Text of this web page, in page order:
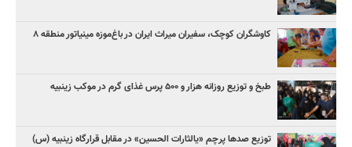
کاوشگران کوچک، سفیران میراث ایران در باغ‌موزه مینیاتور منطقه ۸
طبخ و توزیع روزانه هزار و ۵۰۰ پرس غذای گرم در موکب زینبیه
توزیع صدها پرچم «یالثارات الحسین» در مقابل قرارگاه زینبیه (س)